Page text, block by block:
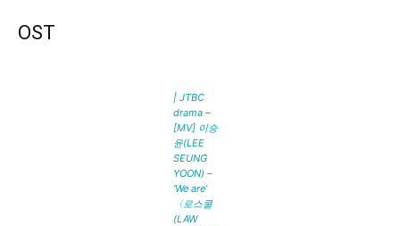
OST
| JTBC
drama –
[MV] 이승
윤(LEE
SEUNG
YOON) –
‘We are’
〈로스쿨
(LAW